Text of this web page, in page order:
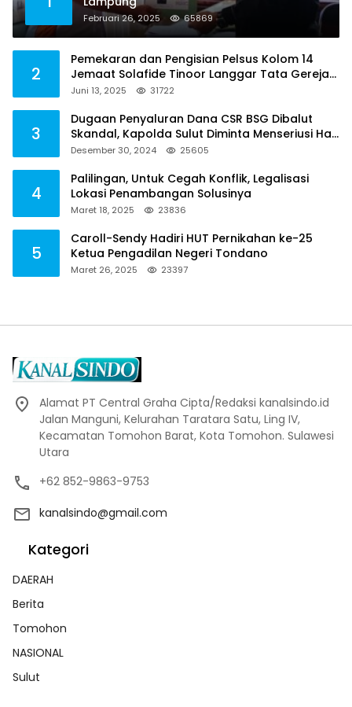
Februari 26, 2025 65869
2
Pemekaran dan Pengisian Pelsus Kolom 14
Jemaat Solafide Tinoor Langgar Tata Gereja
2021, Toreh : Ini Perbuatan Melawan Hukum
Juni 13, 2025 31722
3
Dugaan Penyaluran Dana CSR BSG Dibalut
Skandal, Kapolda Sulut Diminta Menseriusi Hal
ini
Desember 30, 2024 25605
4
Palilingan, Untuk Cegah Konflik, Legalisasi
Lokasi Penambangan Solusinya
Maret 18, 2025 23836
5
Caroll-Sendy Hadiri HUT Pernikahan ke-25
Ketua Pengadilan Negeri Tondano
Maret 26, 2025 23397
Alamat PT Central Graha Cipta/Redaksi kanalsindo.id
Jalan Manguni, Kelurahan Taratara Satu, Ling IV,
Kecamatan Tomohon Barat, Kota Tomohon. Sulawesi
Utara
+62 852-9863-9753
kanalsindo@gmail.com
Kategori
DAERAH
Berita
Tomohon
NASIONAL
Sulut